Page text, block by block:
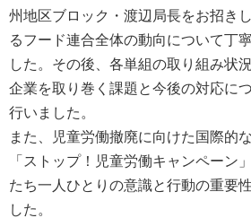
州地区ブロック・渡辺局長をお招き
るフード連合全体の動向について丁
した。その後、各単組の取り組み状
企業を取り巻く課題と今後の対応に
行いました。
また、児童労働撤廃に向けた国際的
「ストップ！児童労働キャンペーン
たち一人ひとりの意識と行動の重要
した。